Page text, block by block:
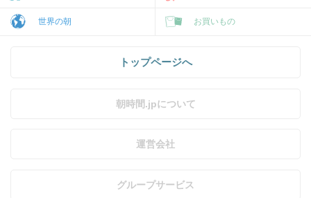
世界の朝 お買いもの
トップページへ
朝時間.jpについて
運営会社
グループサービス